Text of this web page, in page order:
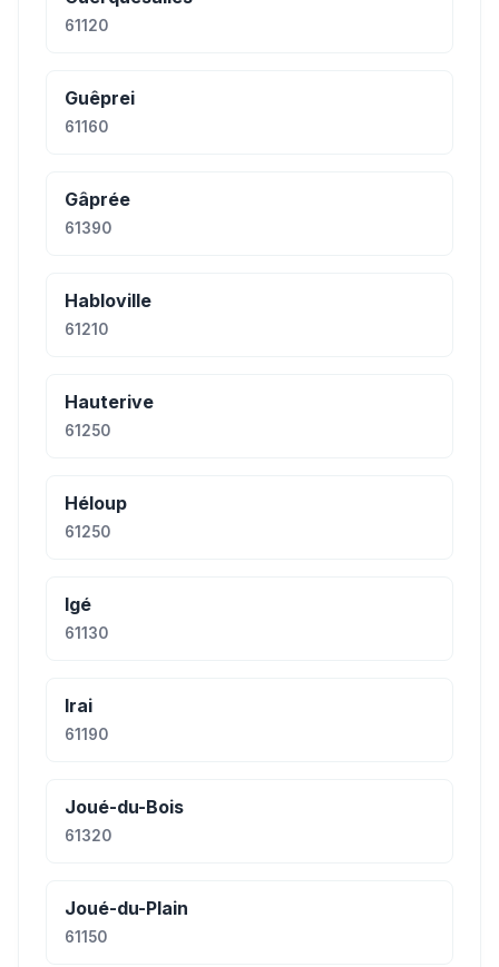
61120
Guêprei
61160
Gâprée
61390
Habloville
61210
Hauterive
61250
Héloup
61250
Igé
61130
Irai
61190
Joué-du-Bois
61320
Joué-du-Plain
61150